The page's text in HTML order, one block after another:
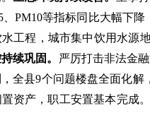
、PM10等指标同比大幅下
工程，城市集中饮用水源
续巩固。 严厉打击非法金
全县9个问题楼盘全面化解
资产，职工安置基本完成